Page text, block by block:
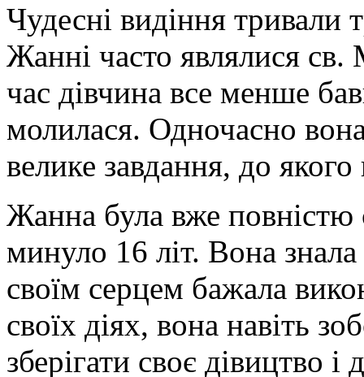
Чудесні видіння
Жанні часто являлися
час дівчина все менше
молилася. Одночасно
велике завдання, до якого
Жанна була вже
минуло 16 літ. Вона знала
своїм серцем бажала
своїх діях, вона навіть
зберігати своє дівицтво